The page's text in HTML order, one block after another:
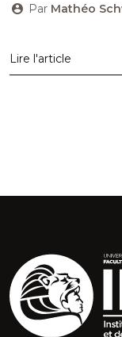
Par Mathéo
Lire l'article